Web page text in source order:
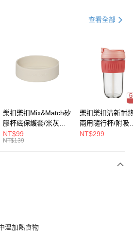
灣大哥大用戶可立即使用無須另外申請。
確認交易或遇審核未通過，訂單將自動取
況，表示未達大哥付你分期系統評分，恕無
大哥付你分期」於每月結算日後寄送繳費提
以上)免運費
以上)免運費
查看全部
樂扣樂扣Mix&Match矽
膠杯底保護套/米灰
(BOTTOM-
LHC4343BEG)
NT$99
NT$139
樂扣樂扣清新耐
兩用隨行杯/附吸
管/500ml/粉
NT$299
溫加熱食物